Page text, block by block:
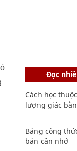
Đọc
Cách học
lượng giác
Bảng công
bản cần nhớ